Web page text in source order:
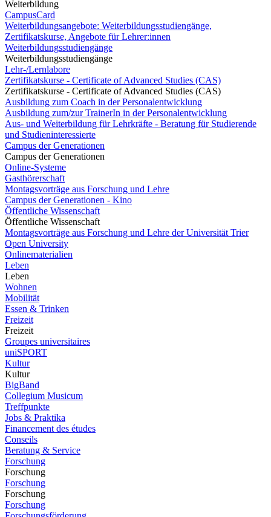
Weiterbildung
CampusCard
Weiterbildungsangebote: Weiterbildungsstudiengänge,
Zertifikatskurse, Angebote für Lehrer:innen
Weiterbildungsstudiengänge
Weiterbildungsstudiengänge
Lehr-/Lernlabore
Zertifikatskurse - Certificate of Advanced Studies (CAS)
Zertifikatskurse - Certificate of Advanced Studies (CAS)
Ausbildung zum Coach in der Personalentwicklung
Ausbildung zum/zur TrainerIn in der Personalentwicklung
Aus- und Weiterbildung für Lehrkräfte - Beratung für Studierende
und Studieninteressierte
Campus der Generationen
Campus der Generationen
Online-Systeme
Gasthörerschaft
Montagsvorträge aus Forschung und Lehre
Campus der Generationen - Kino
Öffentliche Wissenschaft
Öffentliche Wissenschaft
Montagsvorträge aus Forschung und Lehre der Universität Trier
Open University
Onlinematerialien
Leben
Leben
Wohnen
Mobilität
Essen & Trinken
Freizeit
Freizeit
Groupes universitaires
uniSPORT
Kultur
Kultur
BigBand
Collegium Musicum
Treffpunkte
Jobs & Praktika
Financement des études
Conseils
Beratung & Service
Forschung
Forschung
Forschung
Forschung
Forschung